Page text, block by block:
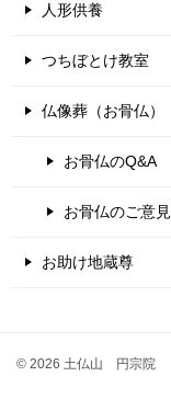
人形供養
つちぼとけ教室
仏像葬（お骨仏）
お骨仏のQ&A
お骨仏のご意見
お助け地蔵尊
© 2026 土仏山 円宗院